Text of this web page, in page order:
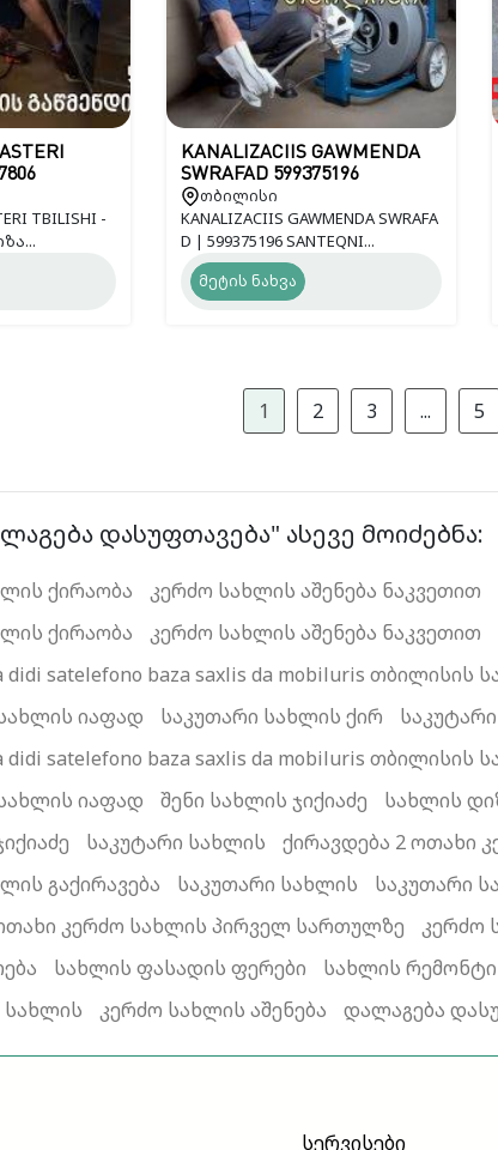
TBILISHI -
KANALIZACIIS GAWMENDA
SWRAFAD 599375196
თბილისი
KANALIZACIIS GAWMENDA SWRAFA
D | 599375196 SANTEQNI...
მეტის ნახვა
1 2 3 ... 5
დასუფთავება" ასევე მოიძებნა:
ქირაობა კერძო სახლის აშენება ნაკვეთით
ქირაობა
კერძო სახლის აშენება ნაკვეთით
didi satelefono baza saxlis da mobiluris
იაფად
საკუთარი სახლის ქირ
didi satelefono baza saxlis da mobiluris
იაფად
შენი სახლის ჯიქიაძე სახლის
საკუტარი სახლის
ქირავდება 2 ოთახი
გაქირავება
საკუთარი სახლის
საკუთარი
კერძო სახლის პირველ სართულზე
კერძო
სახლის ფასადის ფერები სახლის რემონტი
სახლის
კერძო სახლის აშენება დალაგება
სერვისები